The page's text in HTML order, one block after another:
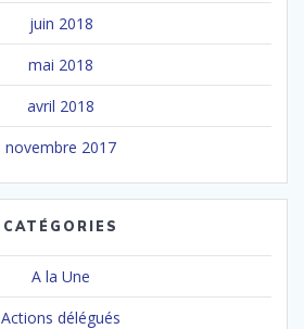
juin 2018
mai 2018
avril 2018
novembre 2017
CATÉGORIES
A la Une
Actions délégués